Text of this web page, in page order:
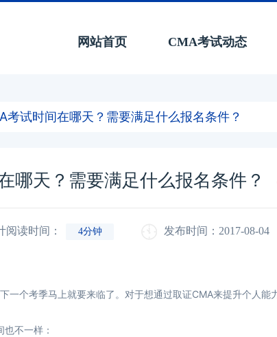
网站首页 CMA考试动态
考试时间在哪天？需要满足什么报名条件？
哪天？需要满足什么报名条件？
阅读时间： 4分钟 发布时间：2017-08-04
一个考季马上就要来临了。对于想通过取证CMA来提升个人能
不一样：